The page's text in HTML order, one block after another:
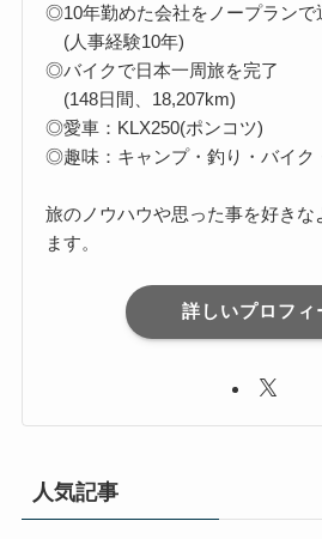
◎10年勤めた会社をノープランで
(人事経験10年)
◎バイクで日本一周旅を完了
(148日間、18,207km)
◎愛車：KLX250(ポンコツ)
◎趣味：キャンプ・釣り・バイク
旅のノウハウや思った事を好きな
ます。
詳しいプロフィ
人気記事